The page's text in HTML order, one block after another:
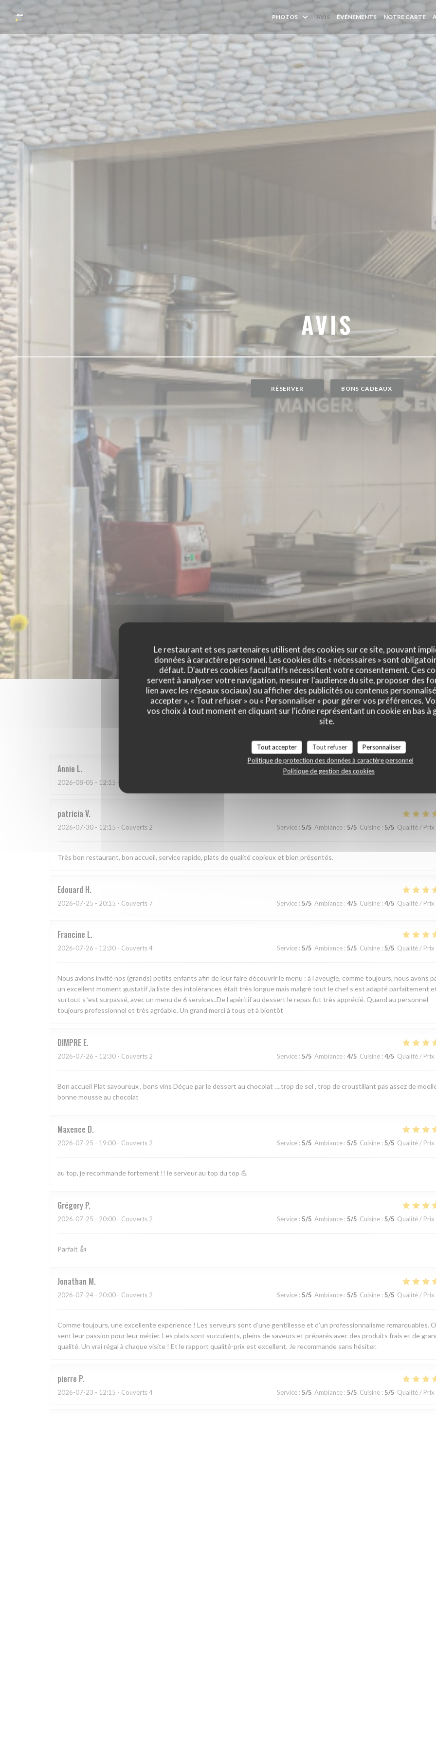
Personnalisation de vos choix en matière de cookies
Le restaurant et ses partenaires utilisent des cookies sur ce site, pouvant
données à caractère personnel. Les cookies dits « nécessaires » sont
défaut. D'autres cookies facultatifs nécessitent votre consentement. Ces
servent à analyser votre navigation, mesurer l'audience du site, proposer des
lien avec les réseaux sociaux) ou afficher des publicités ou contenus
accepter », « Tout refuser » ou « Personnaliser » pour gérer vos préférences.
vos choix à tout moment en cliquant sur l'icône représentant un cookie en bas à
site.
Tout accepter Tout refuser
Personnaliser
Politique de protection des données à caractère personnel
Politique de gestion des cookies
PHOTOS AVIS ÉVÉNEMENTS NOTRE CARTE
AVIS
RÉSERVER BONS CADEAUX
Les avis de nos clients
Annie L
2026-08-05 - 12:15 - Couverts 2
patricia V
2026-07-30 - 12:15 - Couverts 2 Service : 5/5 Ambiance : 5/5 Cuisine : 5/5 Qualité / Prix
Très bon restaurant, bon accueil, service rapide, plats de qualité copieux et bien présentés.
Edouard H
2026-07-25 - 20:15 - Couverts 7 Service : 5/5 Ambiance : 4/5 Cuisine : 4/5 Qualité / Prix
Francine L
2026-07-26 - 12:30 - Couverts 4 Service : 5/5 Ambiance : 5/5 Cuisine : 5/5 Qualité / Prix
Nous avions invité nos (grands) petits enfants afin de leur faire découvrir le menu : à l aveugle, comme toujours, nous avons
un excellent moment gustatif ,la liste des intolérances était très longue mais malgré tout le chef s est adapté parfaitement
surtout s ’est surpassé, avec un menu de 6 services..De l apéritif au dessert le repas fut très apprécié. Quand au personnel
toujours professionnel et très agréable. Un grand merci à tous et à bientôt
DIMPRE E
2026-07-26 - 12:30 - Couverts 2 Service : 5/5 Ambiance : 4/5 Cuisine : 4/5 Qualité / Prix
Bon accueil Plat savoureux , bons vins Déçue par le dessert au chocolat ….trop de sel , trop de croustillant pas assez de
bonne mousse au chocolat
Maxence D
2026-07-25 - 19:00 - Couverts 2 Service : 5/5 Ambiance : 5/5 Cuisine : 5/5 Qualité / Prix
au top, je recommande fortement !! le serveur au top du top 💪
Grégory P
2026-07-25 - 20:00 - Couverts 2 Service : 5/5 Ambiance : 5/5 Cuisine : 5/5 Qualité / Prix
Parfait 👍
Jonathan M
2026-07-24 - 20:00 - Couverts 2 Service : 5/5 Ambiance : 5/5 Cuisine : 5/5 Qualité / Prix
Comme toujours, une excellente expérience ! Les serveurs sont d’une gentillesse et d’un professionnalisme remarquables.
sent leur passion pour leur métier. Les plats sont succulents, pleins de saveurs et préparés avec des produits frais et de
qualité. Un vrai régal à chaque visite ! Et le rapport qualité-prix est excellent. Je recommande sans hésiter.
pierre P
2026-07-23 - 12:15 - Couverts 4 Service : 5/5 Ambiance : 5/5 Cuisine : 5/5 Qualité / Prix